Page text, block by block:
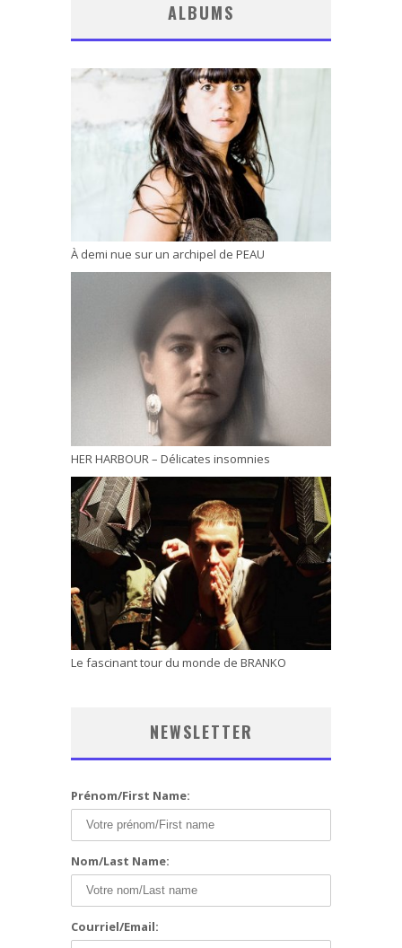
ALBUMS
À demi nue sur un archipel de PEAU
HER HARBOUR – Délicates insomnies
Le fascinant tour du monde de BRANKO
NEWSLETTER
Prénom/First Name:
Nom/Last Name:
Courriel/Email: